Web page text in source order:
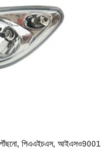
পিএএইচএস, আইএসও9001